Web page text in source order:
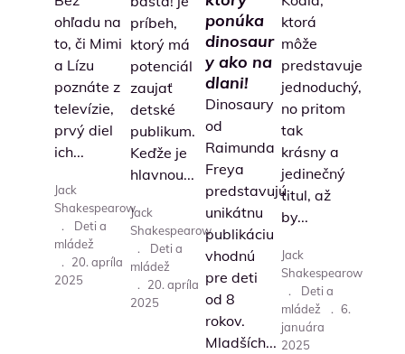
ohľadu na
to, či Mimi
a Lízu
poznáte z
televízie,
prvý diel
ich...
Jack
Shakespearow
.
Deti a
mládež
.
20. apríla
2025
príbeh,
ktorý má
potenciál
zaujať
detské
publikum.
Keďže je
hlavnou...
Jack
Shakespearow
.
Deti a
mládež
.
20. apríla
2025
ponúka
dinosaur
y ako na
dlani!
Dinosaury
od
Raimunda
Freya
predstavujú
unikátnu
publikáciu
vhodnú
pre deti
od 8
rokov.
Mladších...
ktorá
môže
predstavuje
jednoduchý,
no pritom
tak
krásny a
jedinečný
titul, až
by...
Jack
Shakespearow
.
Deti a
mládež
. 6.
januára
2025